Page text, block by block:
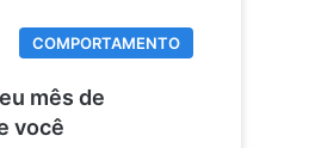
COMPORTAMENTO
mês de
você